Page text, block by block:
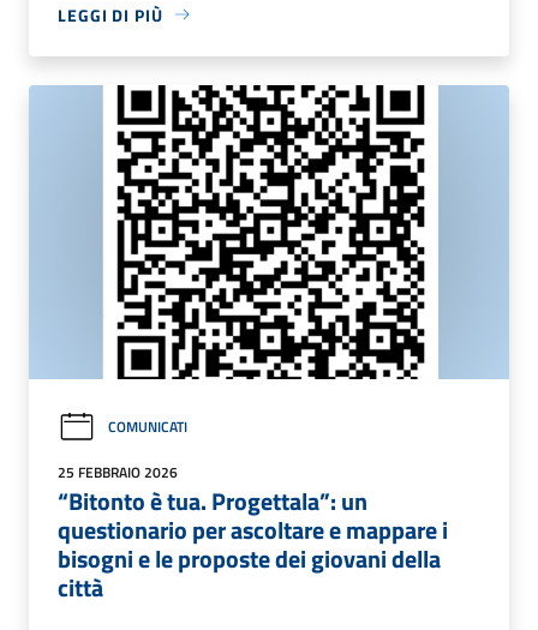
LEGGI DI PIÙ
COMUNICATI
25 FEBBRAIO 2026
“Bitonto è tua. Progettala”: un
questionario per ascoltare e mappare i
bisogni e le proposte dei giovani della
città